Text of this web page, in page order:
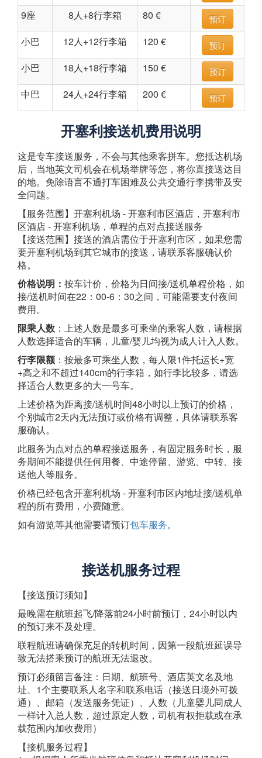
9座 8人+8行李箱 80 € 预订
小巴 12人+12行李箱 120 € 预订
小巴 18人+18行李箱 150 € 预订
中巴 24人+24行李箱 200 € 预订
开塞利接送机费用说明
这是专车接送服务，不会与其他乘客拼车。您抵达机场
后，当地英文司机会在机场举牌等您，将你直接送达目
的地。免除语言不通打车困难及公共交通行李携带及安
全问题。
【服务范围】开塞利机场 - 开塞利市区酒店，开塞利市
区酒店 - 开塞利机场，单程的点对点接送服务
【接送范围】接送的酒店需位于开塞利市区，如果您需
要开塞利机场到其它城市的接送，请联系客服确认价
格。
价格说明： 按车计价，价格为日间接/送机单程价格，如
接/送机时间在22：00-6：30之间，可能需要支付夜间
费用。
限乘人数 ：上述人数是最多可乘坐的乘客人数，请根据
人数选择适合的车辆，儿童/婴儿均视为成人计入人数。
行李限额 ：按最多可乘坐人数，每人限1件托运长+宽
+高之和不超过140cm的行李箱，如行李比较多，请选
择适合人数更多的大一号车。
上述价格为距离接/送机时间48小时以上预订的价格，
个别城市2天内无法预订或价格有调整，具体请联系客
服确认。
此服务为点对点的单程接送服务，有固定服务时长，服
务期间不能提供任何用餐、中途停留、游览、中转、接
送他人等服务。
价格已经包含开塞利机场 - 开塞利市区内地址接/送机单
程的所有费用，小费随意。
如有游览等其他需要请预订包车服务。
接送机服务过程
【接送预订须知】
最晚需在航班起飞/降落前24小时前预订，24小时以内
的预订来不及处理。
联程航班请确保充足的转机时间，因第一段航班延误导
致无法搭乘预订的航班无法退改。
预订必须留言备注：日期、航班号、酒店英文名及地
址、1个主要联系人名字和联系电话（接送日境外可拨
通）、邮箱（发送服务凭证）、人数（儿童婴儿同成人
一样计入总人数，超过原定人数，司机有权拒载或在承
载范围内加收费用）
【接机服务过程】